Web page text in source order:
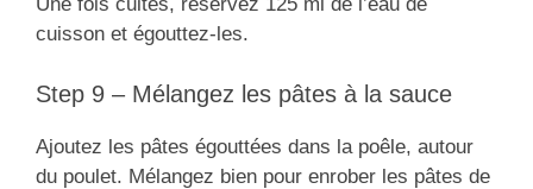
Une fois cuites, réservez 125 ml de l’eau de
cuisson et égouttez-les.
Step 9 – Mélangez les pâtes à la sauce
Ajoutez les pâtes égouttées dans la poêle, autour
du poulet. Mélangez bien pour enrober les pâtes de